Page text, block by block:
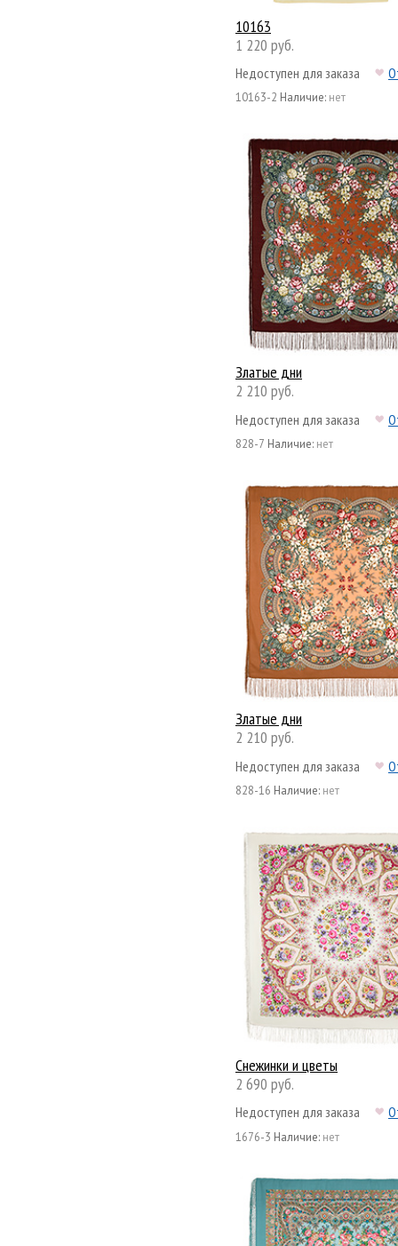
10163
1 220 руб.
Недоступен для заказа
10163-2 Наличие: нет
Златые дни
2 210 руб.
Недоступен для заказа
828-7 Наличие: нет
Златые дни
2 210 руб.
Недоступен для заказа
828-16 Наличие: нет
Снежинки и цветы
2 690 руб.
Недоступен для заказа
1676-3 Наличие: нет